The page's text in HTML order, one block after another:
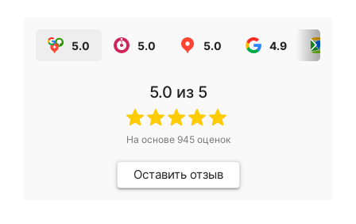
5.0 5.0 5.0 4.9
5.0 из 5
На основе 945оценок
Оставить отзыв